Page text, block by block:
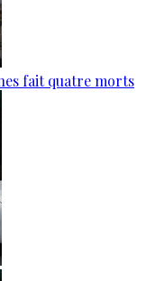
fait quatre morts